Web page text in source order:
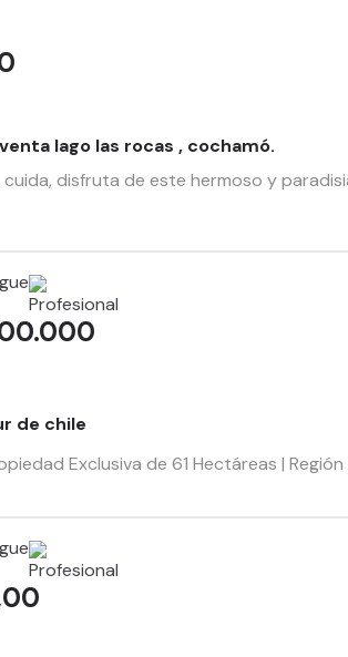
lago las rocas , cochamó.
cuida, disfruta de este hermoso y
de chile
Exclusiva de 61 Hectáreas |